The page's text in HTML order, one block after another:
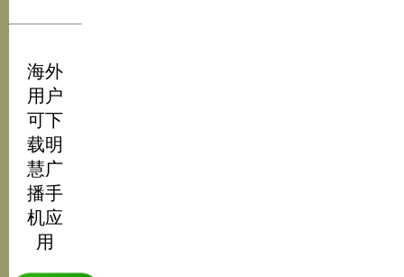
海外
用户
可下
载明
慧广
播手
机应
用